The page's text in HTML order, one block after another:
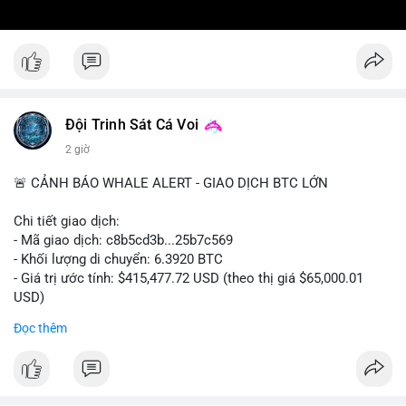
Đội Trinh Sát Cá Voi
2 giờ
🚨 CẢNH BÁO WHALE ALERT - GIAO DỊCH BTC LỚN
Chi tiết giao dịch:
- Mã giao dịch: c8b5cd3b...25b7c569
- Khối lượng di chuyển: 6.3920 BTC
- Giá trị ước tính: $415,477.72 USD (theo thị giá $65,000.01
USD)
nghìn USD được xác nhận trong mempool, mức chuyển động
Đọc thêm